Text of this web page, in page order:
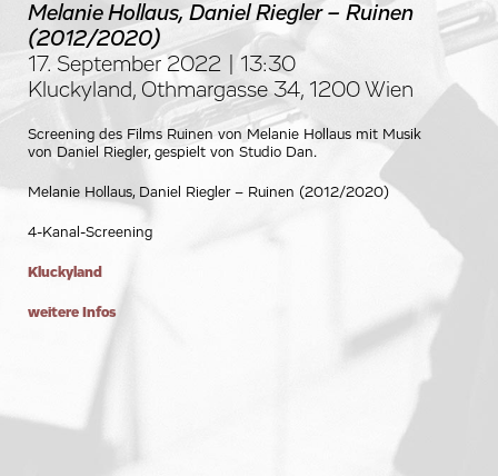
Melanie Hollaus, Daniel Riegler – Ruinen
(2012/2020)
17. September 2022 | 13:30
Kluckyland, Othmargasse 34, 1200 Wien
Screening des Films Ruinen von Melanie Hollaus mit Musik
von Daniel Riegler, gespielt von Studio Dan.
Melanie Hollaus, Daniel Riegler – Ruinen (2012/2020)
4-Kanal-Screening
Kluckyland
weitere Infos